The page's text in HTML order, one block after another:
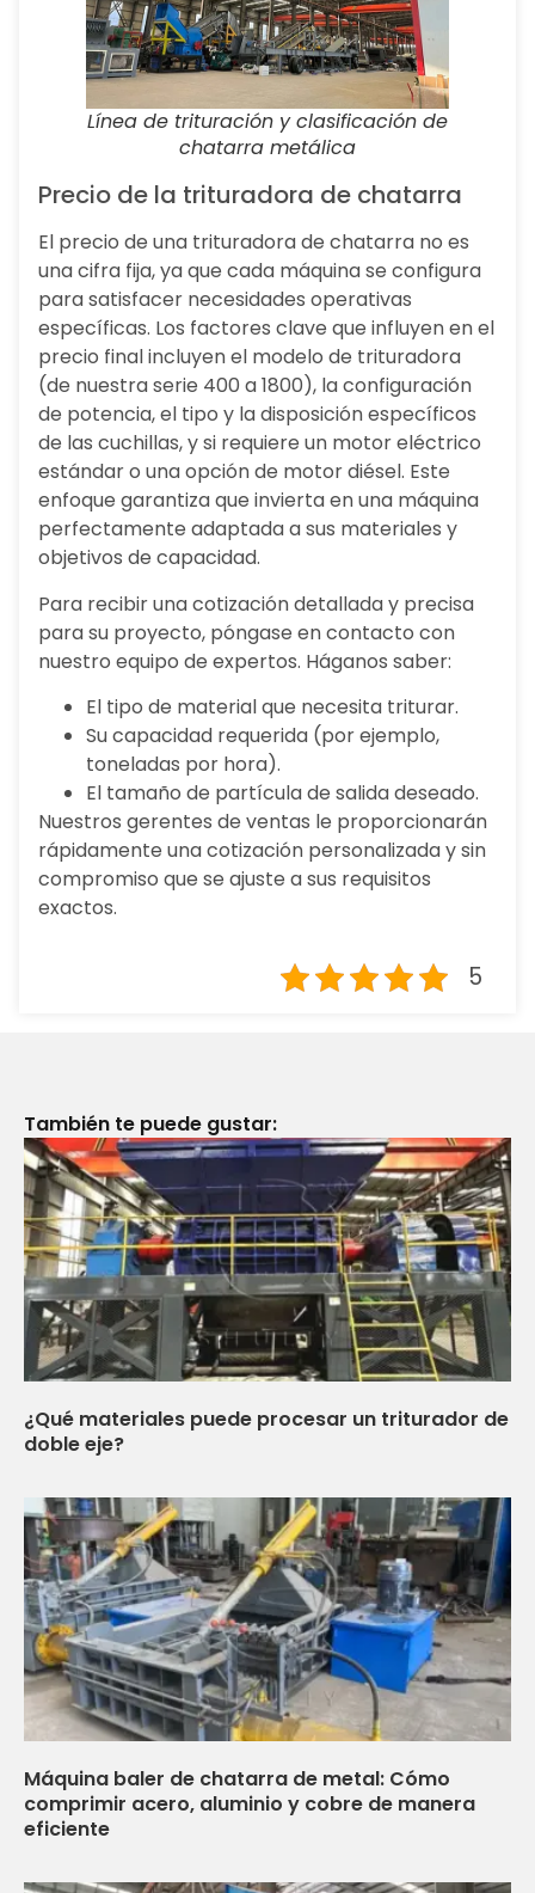
Línea de trituración y clasificación de
chatarra metálica
Precio de la trituradora de chatarra
El precio de una trituradora de chatarra no es
una cifra fija, ya que cada máquina se configura
para satisfacer necesidades operativas
específicas. Los factores clave que influyen en el
precio final incluyen el modelo de trituradora
(de nuestra serie 400 a 1800), la configuración
de potencia, el tipo y la disposición específicos
de las cuchillas, y si requiere un motor eléctrico
estándar o una opción de motor diésel. Este
enfoque garantiza que invierta en una máquina
perfectamente adaptada a sus materiales y
objetivos de capacidad.
Para recibir una cotización detallada y precisa
para su proyecto, póngase en contacto con
nuestro equipo de expertos. Háganos saber:
El tipo de material que necesita triturar.
Su capacidad requerida (por ejemplo,
toneladas por hora).
El tamaño de partícula de salida deseado.
Nuestros gerentes de ventas le proporcionarán
rápidamente una cotización personalizada y sin
compromiso que se ajuste a sus requisitos
exactos.
5
También te puede gustar:
¿Qué materiales puede procesar un triturador de
doble eje?
Máquina baler de chatarra de metal: Cómo
comprimir acero, aluminio y cobre de manera
eficiente